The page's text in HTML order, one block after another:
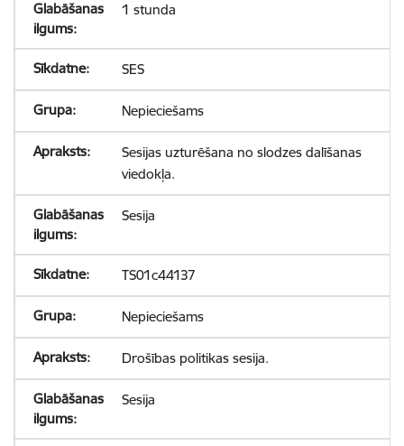
1 stunda
SES
Nepieciešams
Sesijas uzturēšana no slodzes dalīšanas
viedokļa.
Sesija
TS01c44137
Nepieciešams
Drošības politikas sesija.
Sesija